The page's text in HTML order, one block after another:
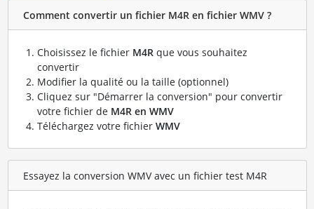
Comment convertir un fichier M4R en fichier WMV ?
Choisissez le fichier M4Rque vous souhaitez
convertir
Modifier la qualité ou la taille (optionnel)
Cliquez sur "Démarrer la conversion" pour convertir
votre fichier de M4R en WMV
Téléchargez votre fichier WMV
Essayez la conversion WMV avec un fichier test M4R